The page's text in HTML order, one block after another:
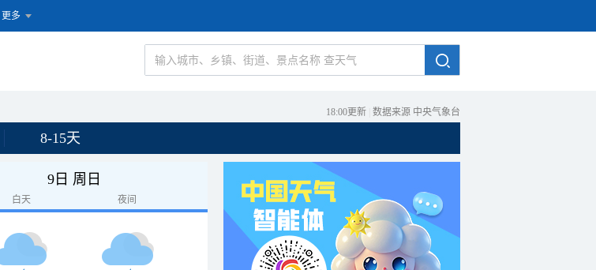
更多
18:00更新 数据来源 中央气象台
8-15天
9日 周日
白天 夜间